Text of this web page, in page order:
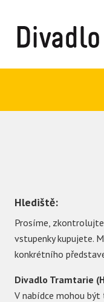
main
footer
Hlediště:
Prosíme,
vstupenky kupujete.
konkrétního
Divadlo Tramtarie
V nabídce mohou